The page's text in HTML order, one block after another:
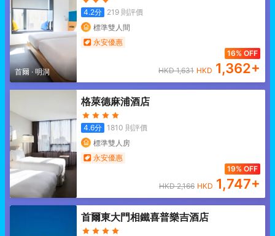
首爾· 明洞
4.2分 219則評價
標準雙人間
永安優惠
16% OFF
HKD1,631 HKD 1,362+
格萊德麻浦酒店
4.6分 1810 則評價
標準雙人房
永安優惠
19% OFF
HKD2,166 HKD 1,747+
首爾東大門相鐵喜普樂吉酒店